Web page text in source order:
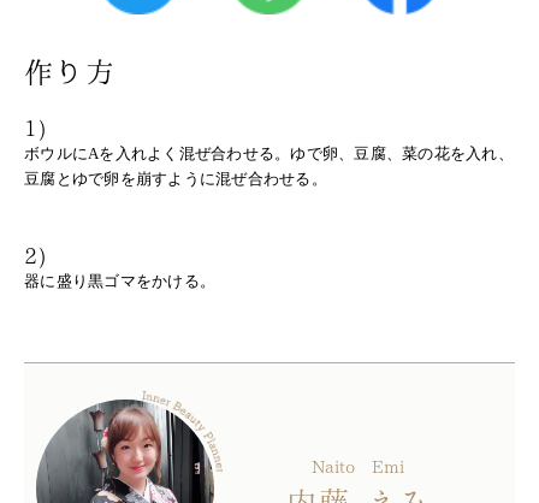
作り方
1)
ボウルにAを入れよく混ぜ合わせる。ゆで卵、豆腐、菜の花を入れ、
豆腐とゆで卵を崩すように混ぜ合わせる。
2)
器に盛り黒ゴマをかける。
Naito Emi